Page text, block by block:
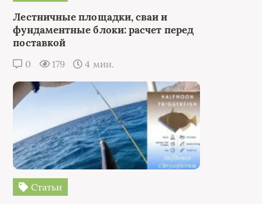
Лестничные площадки, сваи и
фундаментные блоки: расчет перед
поставкой
0 179 4 мин.
Статьи